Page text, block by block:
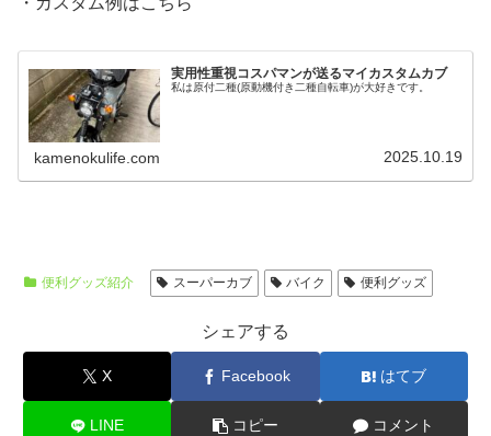
実用性重視コスパマンが送るマイカスタムカブ
私は原付二種(原動機付き二種自転車)が大好きです。
kamenokulife.com 2025.10.19
便利グッズ紹介 スーパーカブ バイク 便利グッズ
シェアする
X Facebook はてブ
LINE コピー コメント